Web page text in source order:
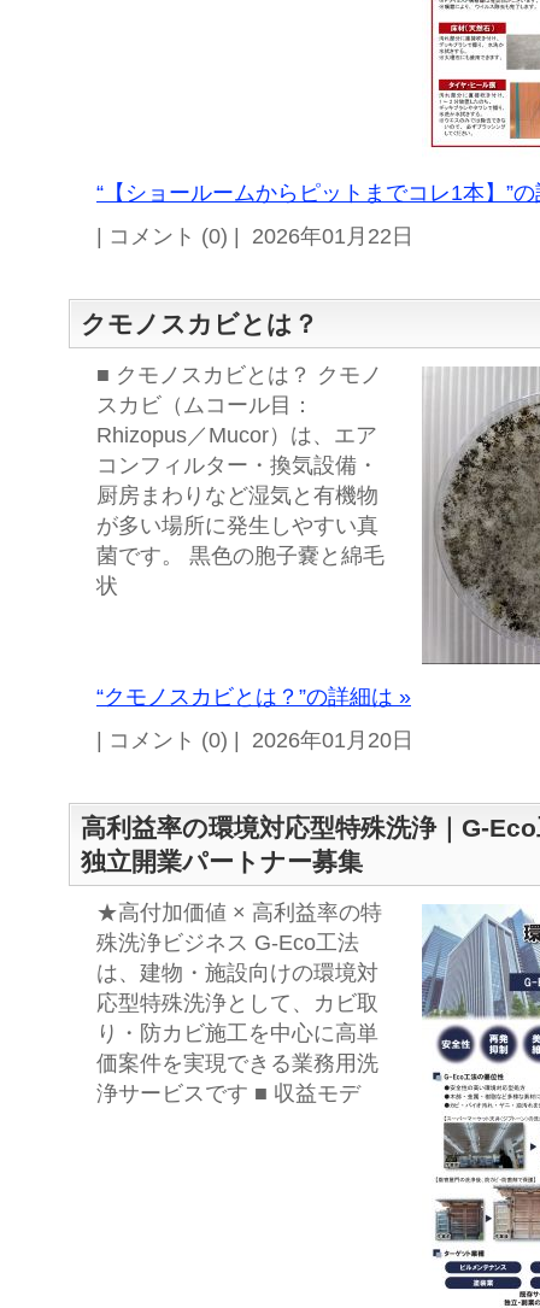
“【ショールームからピットまでコレ1本】”
| コメント (0) | 2026年01月22日
クモノスカビとは？
■ クモノスカビとは？ クモノ
スカビ（ムコール目：
Rhizopus／Mucor）は、エア
コンフィルター・換気設備・
厨房まわりなど湿気と有機物
が多い場所に発生しやすい真
菌です。 黒色の胞子嚢と綿毛
状
“クモノスカビとは？”の詳細は »
| コメント (0) | 2026年01月20日
高利益率の環境対応型特殊洗浄｜G-
独立開業パートナー募集
★高付加価値 × 高利益率の特
殊洗浄ビジネス G-Eco工法
は、建物・施設向けの環境対
応型特殊洗浄として、カビ取
り・防カビ施工を中心に高単
価案件を実現できる業務用洗
浄サービスです ■ 収益モデ